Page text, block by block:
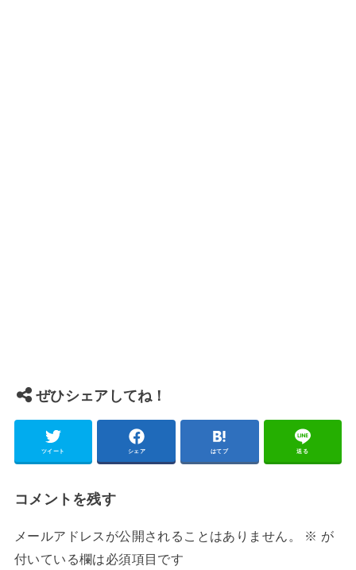
ぜひシェアしてね！
ツイート シェア はてブ 送る
コメントを残す
メールアドレスが公開されることはありません。 ※ が
付いている欄は必須項目です